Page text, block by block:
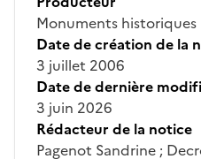
Monuments historiques
Date de création de la
3 juillet 2006
Date de dernière
3 juin 2026
Rédacteur de la notice
Pagenot Sandrine ;